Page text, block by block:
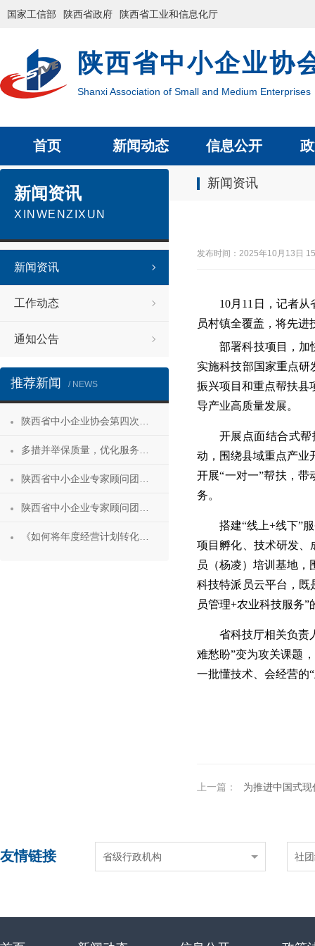
国家工信部 陕西省政府 陕西省工业和信息化厅
陕西省中小企业协
Shanxi Association of Small and Medium Enterprises
首页 新闻动态 信息公开
新闻资讯
新闻资讯
XINWENZIXUN
新闻资讯
工作动态
通知公告
推荐新闻 / NEWS
发布时间：2025年10月13日
10月11日，记者
员村镇全覆盖，将先
部署科技项目，加
实施科技部国家重点
振兴项目和重点帮扶县
导产业高质量发展。
开展点面结合式
动，围绕县域重点产业
开展“一对一”帮扶，
务。
搭建“线上+线下”
项目孵化、技术研发、
员（杨凌）培训基地
科技特派员云平台，既
员管理+农业科技服务”
省科技厅相关负责
难愁盼”变为攻关课题
一批懂技术、会经营的
上一篇： 为推进中国式
友情链接 省级行政机构 社